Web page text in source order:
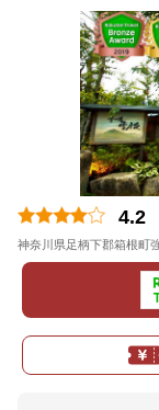
4.2
神奈川県足柄下郡箱根町